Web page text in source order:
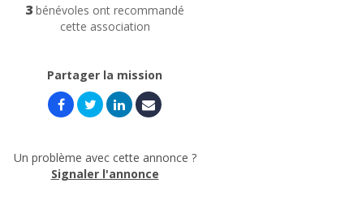
3 bénévoles ont recommandé
cette association
Partager la mission
Un problème avec cette annonce ?
Signaler l'annonce